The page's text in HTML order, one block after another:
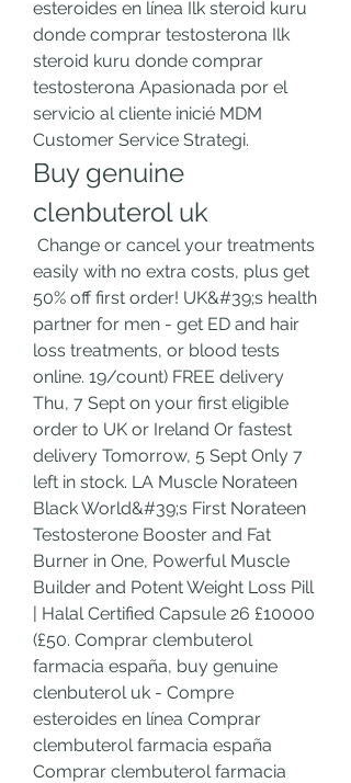
esteroides en línea Ilk steroid kuru
donde comprar testosterona Ilk
steroid kuru donde comprar
testosterona Apasionada por el
servicio al cliente inicié MDM
Customer Service Strategi.
Buy genuine
clenbuterol uk
easily with no extra costs, plus get
50% off first order! UK&#39;s health
partner for men - get ED and hair
loss treatments, or blood tests
online. 19/count) FREE delivery
Thu, 7 Sept on your first eligible
order to UK or Ireland Or fastest
delivery Tomorrow, 5 Sept Only 7
left in stock. LA Muscle Norateen
Black World&#39;s First Norateen
Testosterone Booster and Fat
Burner in One, Powerful Muscle
Builder and Potent Weight Loss Pill
| Halal Certified Capsule 26 £10000
(£50. Comprar clembuterol
farmacia españa, buy genuine
clenbuterol uk - Compre
esteroides en línea Comprar
clembuterol farmacia españa
Comprar clembuterol farmacia